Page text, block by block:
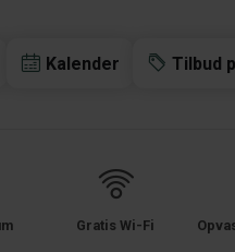
Kalender Tilbud
Gratis Wi-Fi